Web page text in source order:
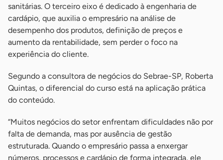
sanitárias. O terceiro eixo é dedicado à engenharia de
cardápio, que auxilia o empresário na análise de
desempenho dos produtos, definição de preços e
aumento da rentabilidade, sem perder o foco na
experiência do cliente.
Segundo a consultora de negócios do Sebrae-SP, Roberta
Quintas, o diferencial do curso está na aplicação prática
do conteúdo.
“Muitos negócios do setor enfrentam dificuldades não por
falta de demanda, mas por ausência de gestão
estruturada. Quando o empresário passa a enxergar
números, processos e cardápio de forma integrada, ele